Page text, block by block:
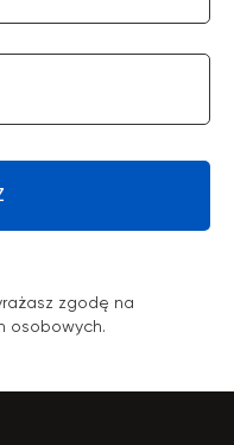
zgodę na
osobowych.